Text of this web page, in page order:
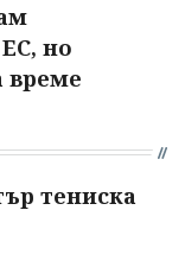
но
време
тениска